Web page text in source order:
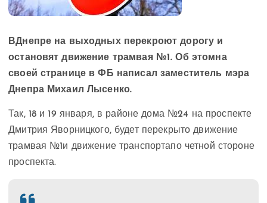
ВДнепре на выходных перекроют дорогу и
остановят движение трамвая №1. Об этомна
своей странице в ФБ написал заместитель мэра
Днепра Михаил Лысенко.
Так, 18 и 19 января, в районе дома №24 на проспекте
Дмитрия Яворницкого, будет перекрыто движение
трамвая №1и движение транспортапо четной стороне
проспекта.